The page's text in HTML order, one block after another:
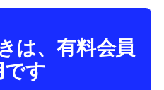
は、有料会員
です